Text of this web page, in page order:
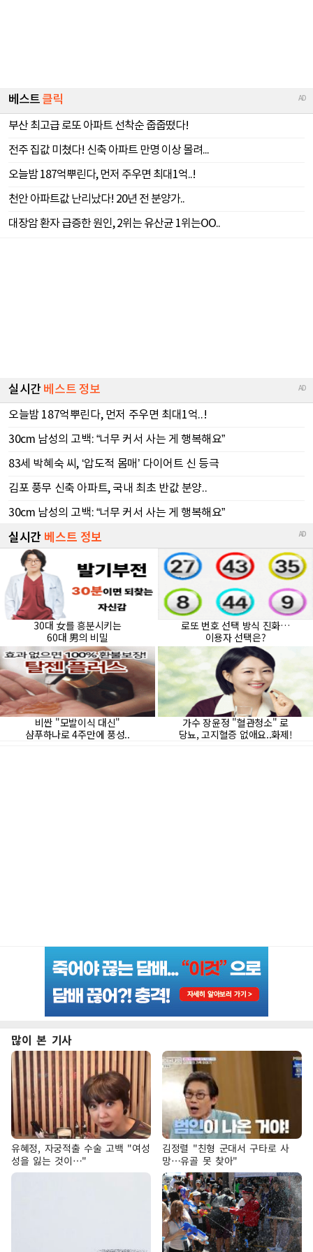
많이 본 기사
유혜정, 자궁적출 수술 고백 "여성
성을 잃는 것이…"
김정렬 "친형 군대서 구타로 사
망…유골 못 찾아"